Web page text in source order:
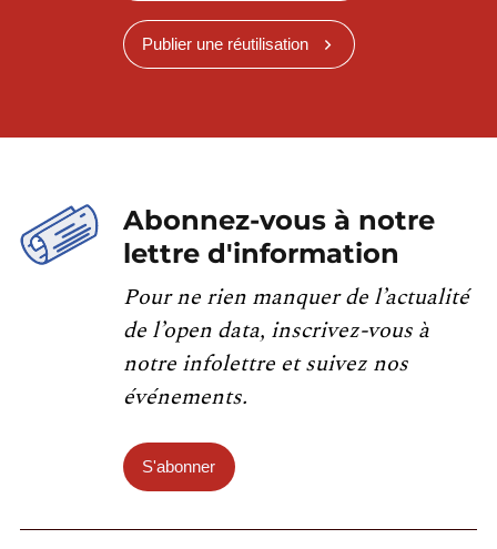
Publier une réutilisation
Abonnez-vous à notre
lettre d'information
Pour ne rien manquer de l’actualité
de l’open data, inscrivez-vous à
notre infolettre et suivez nos
événements.
S'abonner